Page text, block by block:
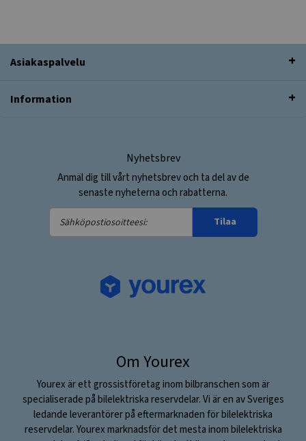
Asiakaspalvelu
Information
Nyhetsbrev
Anmäl dig till vårt nyhetsbrev och ta del av de
senaste nyheterna och rabatterna.
Sähköpostiosoitteesi:
Tilaa
Om Yourex
Yourex är ett grossistföretag inom bilbranschen som är
specialiserade på bilelektriska reservdelar. Vi är en av Sveriges
ledande leverantörer på eftermarknaden för bilelektriska
reservdelar. Yourex marknadsför det mesta inom bilelektriska